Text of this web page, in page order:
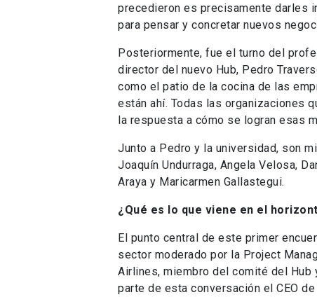
precedieron es precisamente darles
para pensar y concretar nuevos
Posteriormente, fue el turno del
director del nuevo Hub, Pedro
como el patio de la cocina de las
están ahí. Todas las organizaciones
la respuesta a cómo se logran esas
Junto a Pedro y la universidad, son
Joaquín Undurraga, Angela Velosa,
Araya y Maricarmen Gallastegui.
¿Qué es lo que viene en el
El punto central de este primer
sector moderado por la Project
Airlines, miembro del comité del Hub
parte de esta conversación el CEO